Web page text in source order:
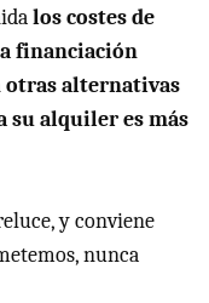
los costes de
financiación
otras alternativas
alquiler es más
y conviene
nunca